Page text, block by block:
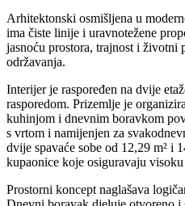
Arhitektonski osmišljena u
ima čiste linije i uravnotežene
jasnoću prostora, trajnost i životni
održavanja.
Interijer je raspoređen na dvije
rasporedom. Prizemlje je
kuhinjom i dnevnim boravkom
s vrtom i namijenjen za
dvije spavaće sobe od 12,29 m² i
kupaonice koje osiguravaju
Prostorni koncept naglašava